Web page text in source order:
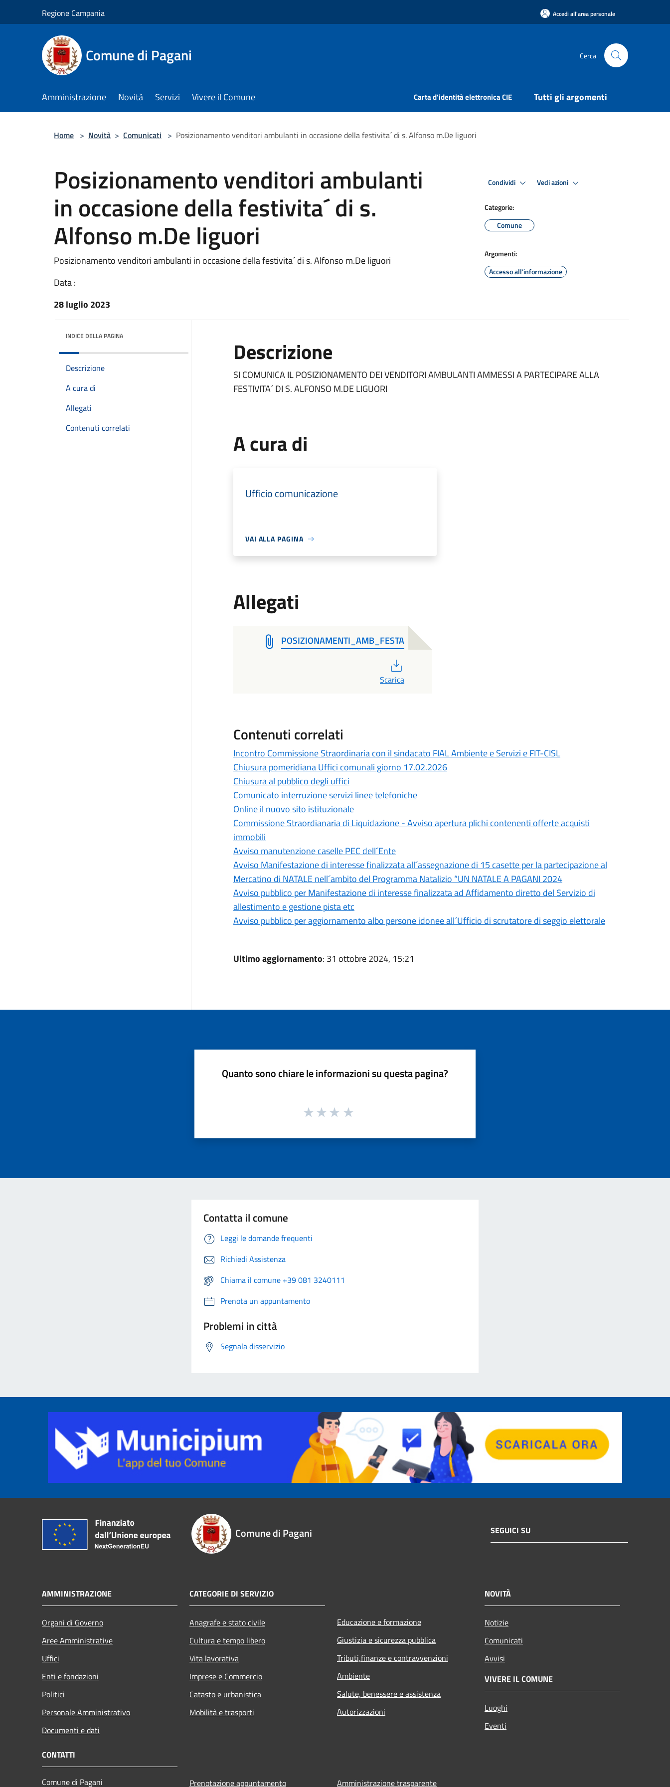
Regione Campania Accedi all'area personale
Comune di Pagani Cerca
Amministrazione Novità Servizi Vivere il Comune Carta d'identità elettronica CIE Tutti gli argomenti
Home > Novità > Comunicati > Posizionamento venditori ambulanti in occasione della festivita´ di s. Alfonso m.De liguori
Posizionamento venditori ambulanti
in occasione della festivita´ di s.
Alfonso m.De liguori
Posizionamento venditori ambulanti in occasione della festivita´ di s. Alfonso m.De liguori
Data :
28 luglio 2023
Condividi Vedi azioni
Categorie:
Comune
Argomenti:
Accesso all'informazione
INDICE DELLA PAGINA
Descrizione
A cura di
Allegati
Contenuti correlati
Descrizione
SI COMUNICA IL POSIZIONAMENTO DEI VENDITORI AMBULANTI AMMESSI A PARTECIPARE ALLA
FESTIVITA´ DI S. ALFONSO M.DE LIGUORI
A cura di
Ufficio comunicazione
VAI ALLA PAGINA
Allegati
POSIZIONAMENTI_AMB_FESTA
Scarica
Contenuti correlati
Incontro Commissione Straordinaria con il sindacato FIAL Ambiente e Servizi e FIT-CISL
Chiusura pomeridiana Uffici comunali giorno 17.02.2026
Chiusura al pubblico degli uffici
Comunicato interruzione servizi linee telefoniche
Online il nuovo sito istituzionale
Commissione Straordianaria di Liquidazione - Avviso apertura plichi contenenti offerte acquisti
immobili
Avviso manutenzione caselle PEC dell´Ente
Avviso Manifestazione di interesse finalizzata all´assegnazione di 15 casette per la partecipazione al
Mercatino di NATALE nell´ambito del Programma Natalizio “UN NATALE A PAGANI 2024
Avviso pubblico per Manifestazione di interesse finalizzata ad Affidamento diretto del Servizio di
allestimento e gestione pista etc
Avviso pubblico per aggiornamento albo persone idonee all´Ufficio di scrutatore di seggio elettorale
Ultimo aggiornamento: 31 ottobre 2024, 15:21
Quanto sono chiare le informazioni su questa pagina?
Contatta il comune
Leggi le domande frequenti
Richiedi Assistenza
Chiama il comune +39 081 3240111
Prenota un appuntamento
Problemi in città
Segnala disservizio
Comune di Pagani SEGUICI SU
AMMINISTRAZIONE
Organi di Governo
Aree Amministrative
Uffici
Enti e fondazioni
Politici
Personale Amministrativo
Documenti e dati
CATEGORIE DI SERVIZIO
Anagrafe e stato civile
Cultura e tempo libero
Vita lavorativa
Imprese e Commercio
Catasto e urbanistica
Mobilità e trasporti
Educazione e formazione
Giustizia e sicurezza pubblica
Tributi,finanze e contravvenzioni
Ambiente
Salute, benessere e assistenza
Autorizzazioni
NOVITÀ
Notizie
Comunicati
Avvisi
VIVERE IL COMUNE
Luoghi
Eventi
CONTATTI
Comune di Pagani Prenotazione appuntamento Amministrazione trasparente